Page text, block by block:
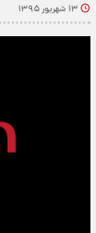
۱۳ شهریور ۱۳۹۵